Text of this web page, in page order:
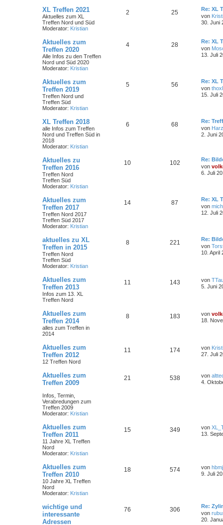
XL Treffen 2021
Aktuelles zum XL
Treffen Nord und Süd
Moderator: Kristian
2 25
Re: XL
von
30. Juni
Aktuelles zum
Treffen 2020
Alle Infos zu den Treffen
Nord und Süd 2020
Moderator: Kristian
4 28
Re: XL
von
13. Juli
Aktuelles zum
Treffen 2019
Treffen Nord und
Treffen Süd
Moderator: Kristian
5 56
Re: XL
von thoxl
15. Juli
XL Treffen 2018
alle Infos zum Treffen
Nord und Treffen Süd in
2018
Moderator: Kristian
6 68
Re:
von
2. Juni
Aktuelles zu
Treffen 2016
Treffen Nord
Treffen Süd
Moderator: Kristian
10 102
Re:
von
6. Juli
Aktuelles zum
Treffen 2017
Treffen Nord 2017
Treffen Süd 2017
Moderator: Kristian
14 87
Re: XL
von
12. Juli
aktuelles zu XL
Treffen in 2015
Treffen Nord
Treffen Süd
Moderator: Kristian
8 221
Re:
von
10. April
Aktuelles zum
Treffen 2013
Infos zum 13. XL
Treffen Nord
11 143 von
5. Juni
Aktuelles zum
Treffen 2014
alles zum Treffen in
2014
8 183 von
18.
Aktuelles zum
Treffen 2012
12 Treffen Nord
11 174 von
27. Juli
Aktuelles zum
Treffen 2009
Infos, Termin,
Verabredungen zum
Treffen 2009
Moderator: Kristian
21 538 von
4.
Aktuelles zum
Treffen 2011
11 Jahre XL Treffen
Nord
Moderator: Kristian
15 349 von
13.
Aktuelles zum
Treffen 2010
10 Jahre XL Treffen
Nord
Moderator: Kristian
18 574 von
9. Juli
wichtige und
interessante
Adressen
76 306
Re:
von
20.